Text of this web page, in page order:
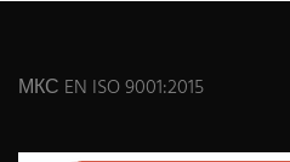
МКС EN ISO 9001:2015